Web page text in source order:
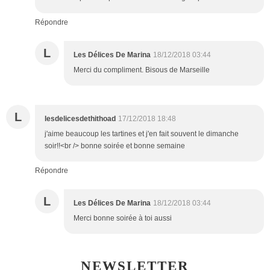
Répondre
L Les Délices De Marina 18/12/2018 03:44
Merci du compliment. Bisous de Marseille
L lesdelicesdethithoad 17/12/2018 18:48
j'aime beaucoup les tartines et j'en fait souvent le dimanche
soir!!<br /> bonne soirée et bonne semaine
Répondre
L Les Délices De Marina 18/12/2018 03:44
Merci bonne soirée à toi aussi
NEWSLETTER